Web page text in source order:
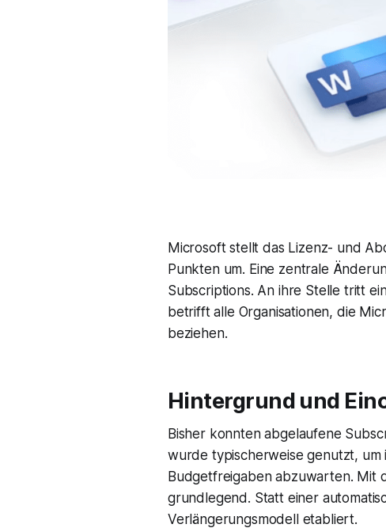
Microsoft stellt das Lizenz- und
Punkten um. Eine zentrale
Subscriptions. An ihre Stelle tritt
betrifft alle Organisationen, die
beziehen.
Hintergrund und
Bisher konnten abgelaufene
wurde typischerweise genutzt,
Budgetfreigaben abzuwarten. Mit
grundlegend. Statt einer
Verlängerungsmodell etabliert.